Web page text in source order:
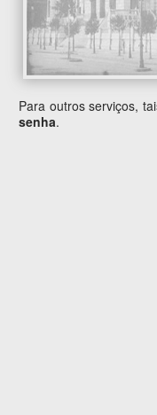
Para outros serviços,
senha.